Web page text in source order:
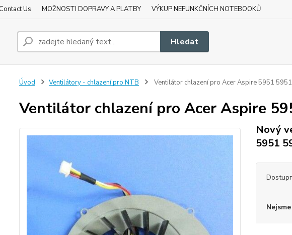
Us MOŽNOSTI DOPRAVY A PLATBY VÝKUP NEFUNKČNÍCH NOTEBOOKŮ
Hledat
Úvod Ventilátory - chlazení pro NTB Ventilátor chlazení pro Acer Aspire 5951
Ventilátor chlazení pro Acer Aspire
Nový
5951